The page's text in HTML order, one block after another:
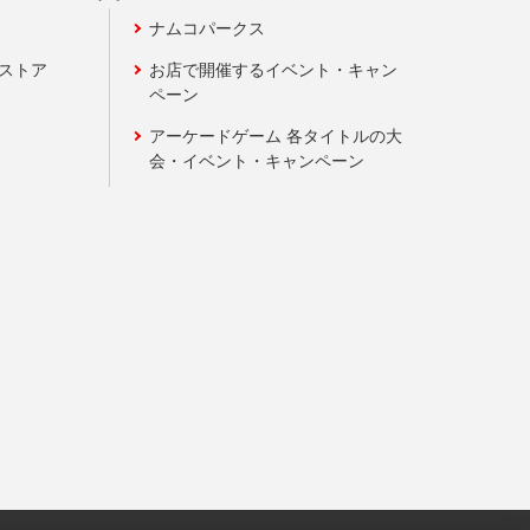
トア
ナムコパークス
お店で開催するイベント・キャン
ペーン
アーケードゲーム 各タイトルの大
会・イベント・キャンペーン